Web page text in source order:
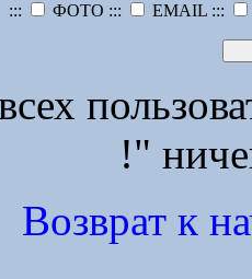
::: ФОТО ::: EMAIL :::
!"
Возврат к